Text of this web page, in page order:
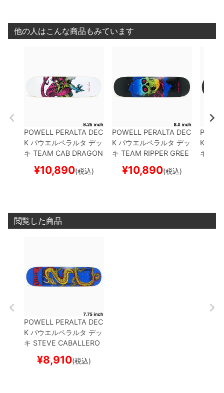
他の人はこんな商品もみています
POWELL PERALTA DEC
K パウエルペラルタ デッ
キ TEAM CAB DRAGON
スケートボード スケボ
¥10,890(税込)
POWELL PERALTA DEC
K パウエルペラルタ デッ
キ TEAM RIPPER GREE
ートボード スケボー
¥10,890(税込)
K
キ
閲覧した商品
POWELL PERALTA DEC
K パウエルペラルタ デッ
キ STEVE CABALLERO
YAL BLUE 7.75スケート
¥8,910(税込)